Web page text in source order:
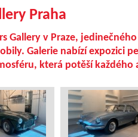
Praha
Gallery v Praze,
Galerie nabízí expozici
která potěší